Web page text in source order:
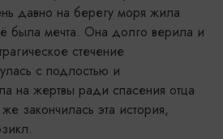
давно на берегу моря жила
была мечта. Она долго верила и
стечение
с подлостью и
на жертвы ради спасения отца
закончилась эта история,